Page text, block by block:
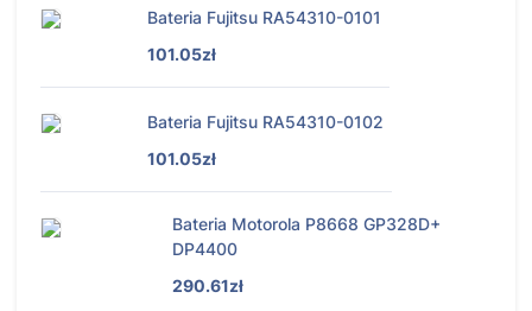
Bateria Fujitsu RA54310-0101
101.05zł
Bateria Fujitsu RA54310-0102
101.05zł
Bateria Motorola P8668 GP328D+
DP4400
290.61zł